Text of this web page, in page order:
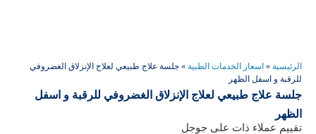
الرئيسية » اسعار الخدمات الطبية » جلسة علاج طبيعي لعلاج الإنزلاق الغضروفي
للرقبة و اسفل الظهر
جلسة علاج طبيعي لعلاج الإنزلاق الغضروفي للرقبة و اسفل
الظهر
تقييم عملاء ذات على جوجل